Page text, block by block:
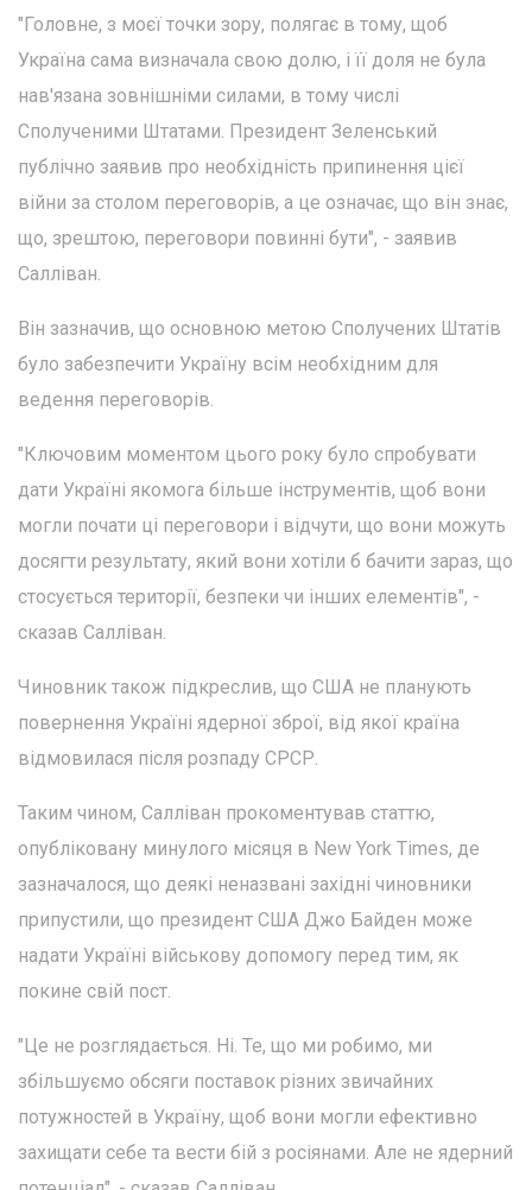
"Головне, з моєї точки зору, полягає в тому, щоб
Україна сама визначала свою долю, і її доля не була
нав'язана зовнішніми силами, в тому числі
Сполученими Штатами. Президент Зеленський
публічно заявив про необхідність припинення цієї
війни за столом переговорів, а це означає, що він знає,
що, зрештою, переговори повинні бути", - заявив
Салліван.
Він зазначив, що основною метою Сполучених Штатів
було забезпечити Україну всім необхідним для
ведення переговорів.
"Ключовим моментом цього року було спробувати
дати Україні якомога більше інструментів, щоб вони
могли почати ці переговори і відчути, що вони можуть
досягти результату, який вони хотіли б бачити зараз, що
стосується території, безпеки чи інших елементів", -
сказав Салліван.
Чиновник також підкреслив, що США не планують
повернення Україні ядерної зброї, від якої країна
відмовилася після розпаду СРСР.
Таким чином, Салліван прокоментував статтю,
опубліковану минулого місяця в New York Times, де
зазначалося, що деякі неназвані західні чиновники
припустили, що президент США Джо Байден може
надати Україні військову допомогу перед тим, як
покине свій пост.
"Це не розглядається. Ні. Те, що ми робимо, ми
збільшуємо обсяги поставок різних звичайних
потужностей в Україну, щоб вони могли ефективно
захищати себе та вести бій з росіянами. Але не ядерний